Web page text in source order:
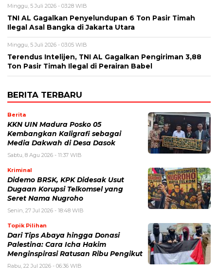
Minggu, 5 Juli 2026 - 03:28 WIB
TNI AL Gagalkan Penyelundupan 6 Ton Pasir Timah
Ilegal Asal Bangka di Jakarta Utara
Minggu, 5 Juli 2026 - 03:05 WIB
Terendus Intelijen, TNI AL Gagalkan Pengiriman 3,88
Ton Pasir Timah Ilegal di Perairan Babel
BERITA TERBARU
Berita
KKN UIN Madura Posko 05
Kembangkan Kaligrafi sebagai
Media Dakwah di Desa Dasok
Sabtu, 8 Agu 2026 - 11:37 WIB
Kriminal
Didemo BRSK, KPK Didesak Usut
Dugaan Korupsi Telkomsel yang
Seret Nama Nugroho
Senin, 27 Jul 2026 - 18:48 WIB
Topik Pilihan
Dari Tips Abaya hingga Donasi
Palestina: Cara Icha Hakim
Menginspirasi Ratusan Ribu Pengikut
Rabu, 22 Jul 2026 - 06:36 WIB